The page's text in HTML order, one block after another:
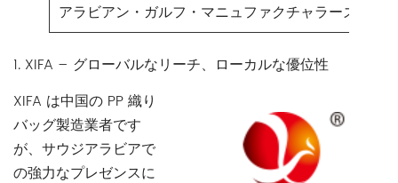
アラビアン・ガルフ・マニュファクチャラーズ（
1. XIFA – グローバルなリーチ、ローカルな優位性
XIFA は中国の PP 織り
バッグ製造業者です
が、サウジアラビアで
の強力なプレゼンスに